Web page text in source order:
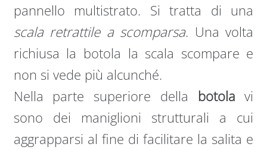
pannello multistrato. Si tratta di una
scala retrattile a scomparsa. Una volta
richiusa la botola la scala scompare e
non si vede più alcunché.
Nella parte superiore della botola vi
sono dei maniglioni strutturali a cui
aggrapparsi al fine di facilitare la salita e